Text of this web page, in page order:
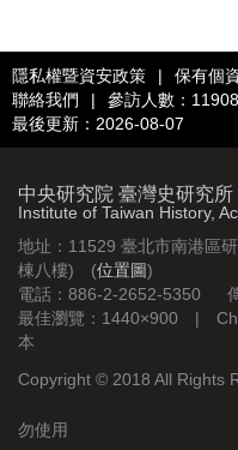
隱私權暨資安政策 | 保有個
聯絡我們
| 參訪人數：
最後更新：2026-08-07
中央研究院 臺灣史研究所
Institute of Taiwan History,
地址：11529 臺北市南港區
棟八樓) (位置圖)
電話：886-2-2652-5350
最佳瀏覽：1440×900 |
本
Copyright © 2018 All Rights
勿使用